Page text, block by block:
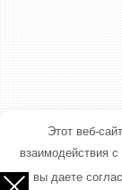
Этот веб-
взаимодействия
вы даете